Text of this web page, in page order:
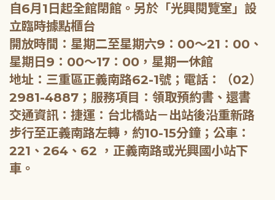
自6月1日起全館閉館。另於「光興閱覽室」設
立臨時據點櫃台
開放時間：星期二至星期六9：00～21：00、
星期日9：00～17：00，星期一休館
地址：三重區正義南路62-1號；電話：（02）
2981-4887；服務項目：領取預約書、還書
交通資訊：捷運：台北橋站－出站後沿重新路
步行至正義南路左轉，約10-15分鐘；公車：
221、264、62 ，正義南路或光興國小站下
車。